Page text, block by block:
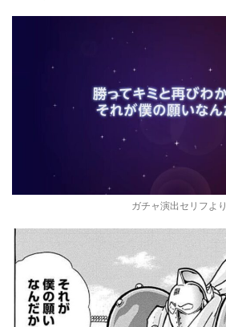
ガチャ演出セリフより